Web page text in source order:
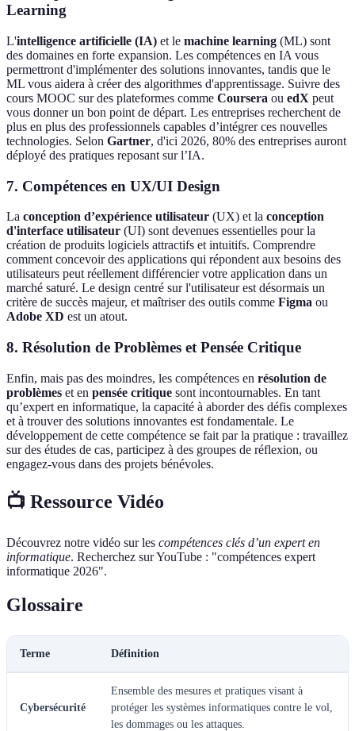
Learning
L'intelligence artificielle (IA) et le machine learning (ML) sont
des domaines en forte expansion. Les compétences en IA vous
permettront d'implémenter des solutions innovantes, tandis que le
ML vous aidera à créer des algorithmes d'apprentissage. Suivre des
cours MOOC sur des plateformes comme Coursera ou edX peut
vous donner un bon point de départ. Les entreprises recherchent de
plus en plus des professionnels capables d’intégrer ces nouvelles
technologies. Selon Gartner, d'ici 2026, 80% des entreprises auront
déployé des pratiques reposant sur l’IA.
7. Compétences en UX/UI Design
La conception d’expérience utilisateur (UX) et la conception
d'interface utilisateur (UI) sont devenues essentielles pour la
création de produits logiciels attractifs et intuitifs. Comprendre
comment concevoir des applications qui répondent aux besoins des
utilisateurs peut réellement différencier votre application dans un
marché saturé. Le design centré sur l'utilisateur est désormais un
critère de succès majeur, et maîtriser des outils comme Figma ou
Adobe XD est un atout.
8. Résolution de Problèmes et Pensée Critique
Enfin, mais pas des moindres, les compétences en résolution de
problèmes et en pensée critique sont incontournables. En tant
qu’expert en informatique, la capacité à aborder des défis complexes
et à trouver des solutions innovantes est fondamentale. Le
développement de cette compétence se fait par la pratique : travaillez
sur des études de cas, participez à des groupes de réflexion, ou
engagez-vous dans des projets bénévoles.
📺 Ressource Vidéo
Découvrez notre vidéo sur les compétences clés d’un expert en
informatique. Recherchez sur YouTube : "compétences expert
informatique 2026".
Glossaire
Terme Définition
Cybersécurité
Ensemble des mesures et pratiques visant à
protéger les systèmes informatiques contre le vol,
les dommages ou les attaques.